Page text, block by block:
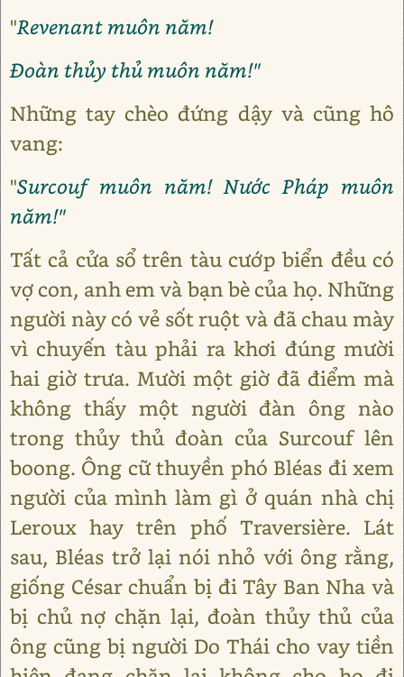
"Revenant muôn năm!
Đoàn thủy thủ muôn năm!"
Những tay chèo đứng dậy và cũng hô
vang:
"Surcouf muôn năm! Nước Pháp muôn
năm!"
Tất cả cửa sổ trên tàu cướp biển đều có
vợ con, anh em và bạn bè của họ. Những
người này có vẻ sốt ruột và đã chau mày
vì chuyến tàu phải ra khơi đúng mười
hai giờ trưa. Mười một giờ đã điểm mà
không thấy một người đàn ông nào
trong thủy thủ đoàn của Surcouf lên
boong. Ông cữ thuyền phó Bléas đi xem
người của mình làm gì ở quán nhà chị
Leroux hay trên phố Traversière. Lát
sau, Bléas trở lại nói nhỏ với ông rằng,
giống César chuẩn bị đi Tây Ban Nha và
bị chủ nợ chặn lại, đoàn thủy thủ của
ông cũng bị người Do Thái cho vay tiền